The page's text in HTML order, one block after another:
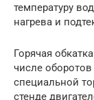
температуру
нагрева и
Горячая
числе
специальной
стенде